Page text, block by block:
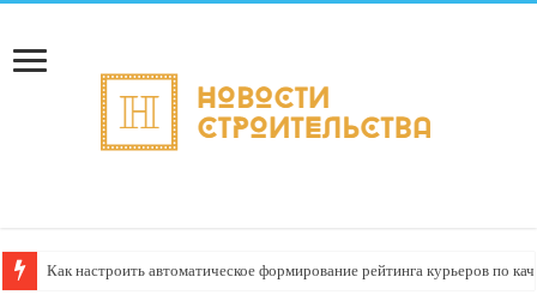
Как настроить автоматическое формирование рейтинга курьеров по